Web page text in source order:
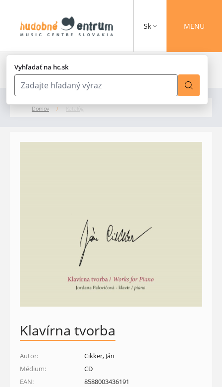
Vyhľadať na hc.sk
Sk MENU
Domov / Katalóg
Klavírna tvorba
Autor:
Cikker, Ján
Médium:
CD
EAN:
8588003436191